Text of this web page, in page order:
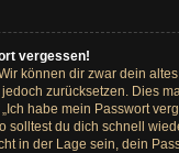
vergessen!
können dir zwar dein
zurücksetzen. Dies
habe mein Passwort
solltest du dich schnell
in der Lage sein, dein